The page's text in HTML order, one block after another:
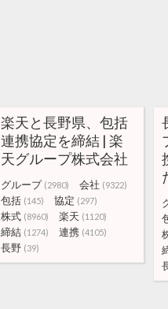
楽天と長野県、包括
連携協定を締結 | 楽
天グループ株式会社
グループ (2980) 会社 (9322)
包括 (145) 協定 (297)
株式 (8960) 楽天 (1120)
締結 (1274) 連携 (4105)
長野 (39)